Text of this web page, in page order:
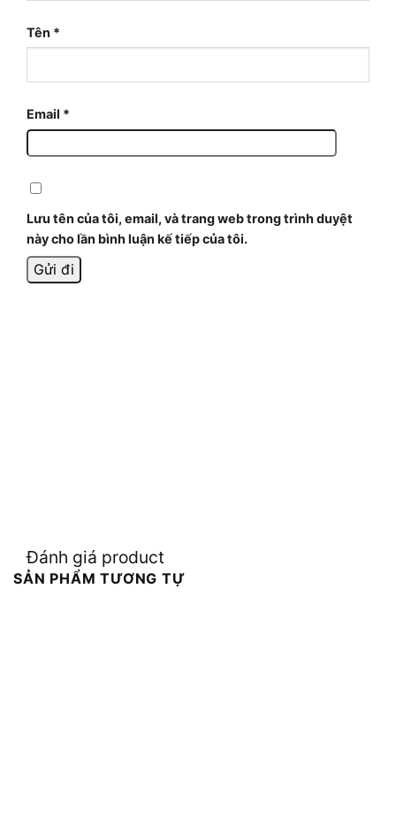
Tên *
Email *
Lưu tên của tôi, email, và trang web trong trình duyệt
này cho lần bình luận kế tiếp của tôi.
Đánh giá product
SẢN PHẨM TƯƠNG TỰ